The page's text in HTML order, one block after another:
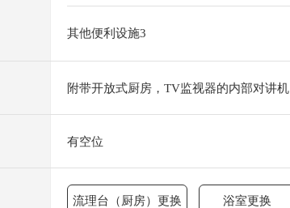
其他便利设施3
附带开放式厨房，TV监视器的内部对讲机
有空位
流理台（厨房）更换 浴室更换